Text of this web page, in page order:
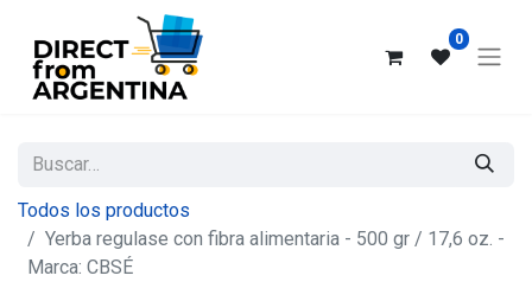
0
Todos los productos
Yerba regulase con fibra alimentaria - 500 gr / 17,6 oz. -
Marca: CBSÉ